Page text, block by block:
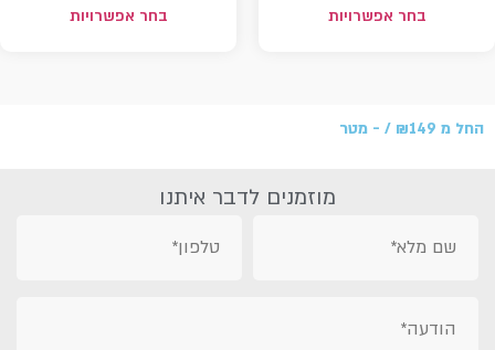
בחר אפשרויות בחר אפשרויות
החל מ ₪149 /‏‏‎ ‎- מטר
מוזמנים לדבר איתנו